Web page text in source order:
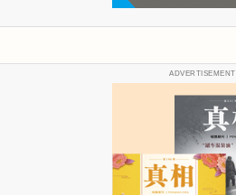
ADVERTISEMENT